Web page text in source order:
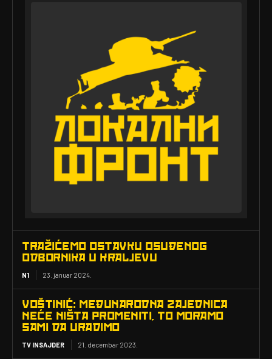
TRAŽIĆEMO OSTAVKU OSUĐENOG
ODBORNIKA U KRALJEVU
N1 23. januar 2024.
VOŠTINIĆ: MEĐUNARODNA ZAJEDNICA
NEĆE NIŠTA PROMENITI, TO MORAMO
SAMI DA URADIMO
TV INSAJDER 21. decembar 2023.